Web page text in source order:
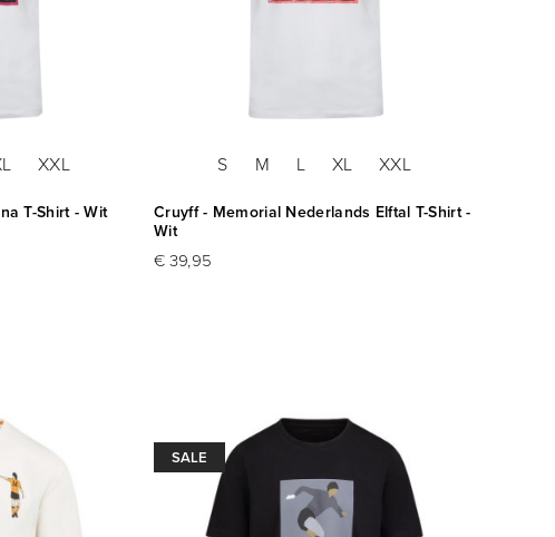
XXL
T-Shirt - Wit
S M L XL XXL
Cruyff - Memorial Nederlands Elftal T-Shirt -
Wit
€ 39,95
SALE